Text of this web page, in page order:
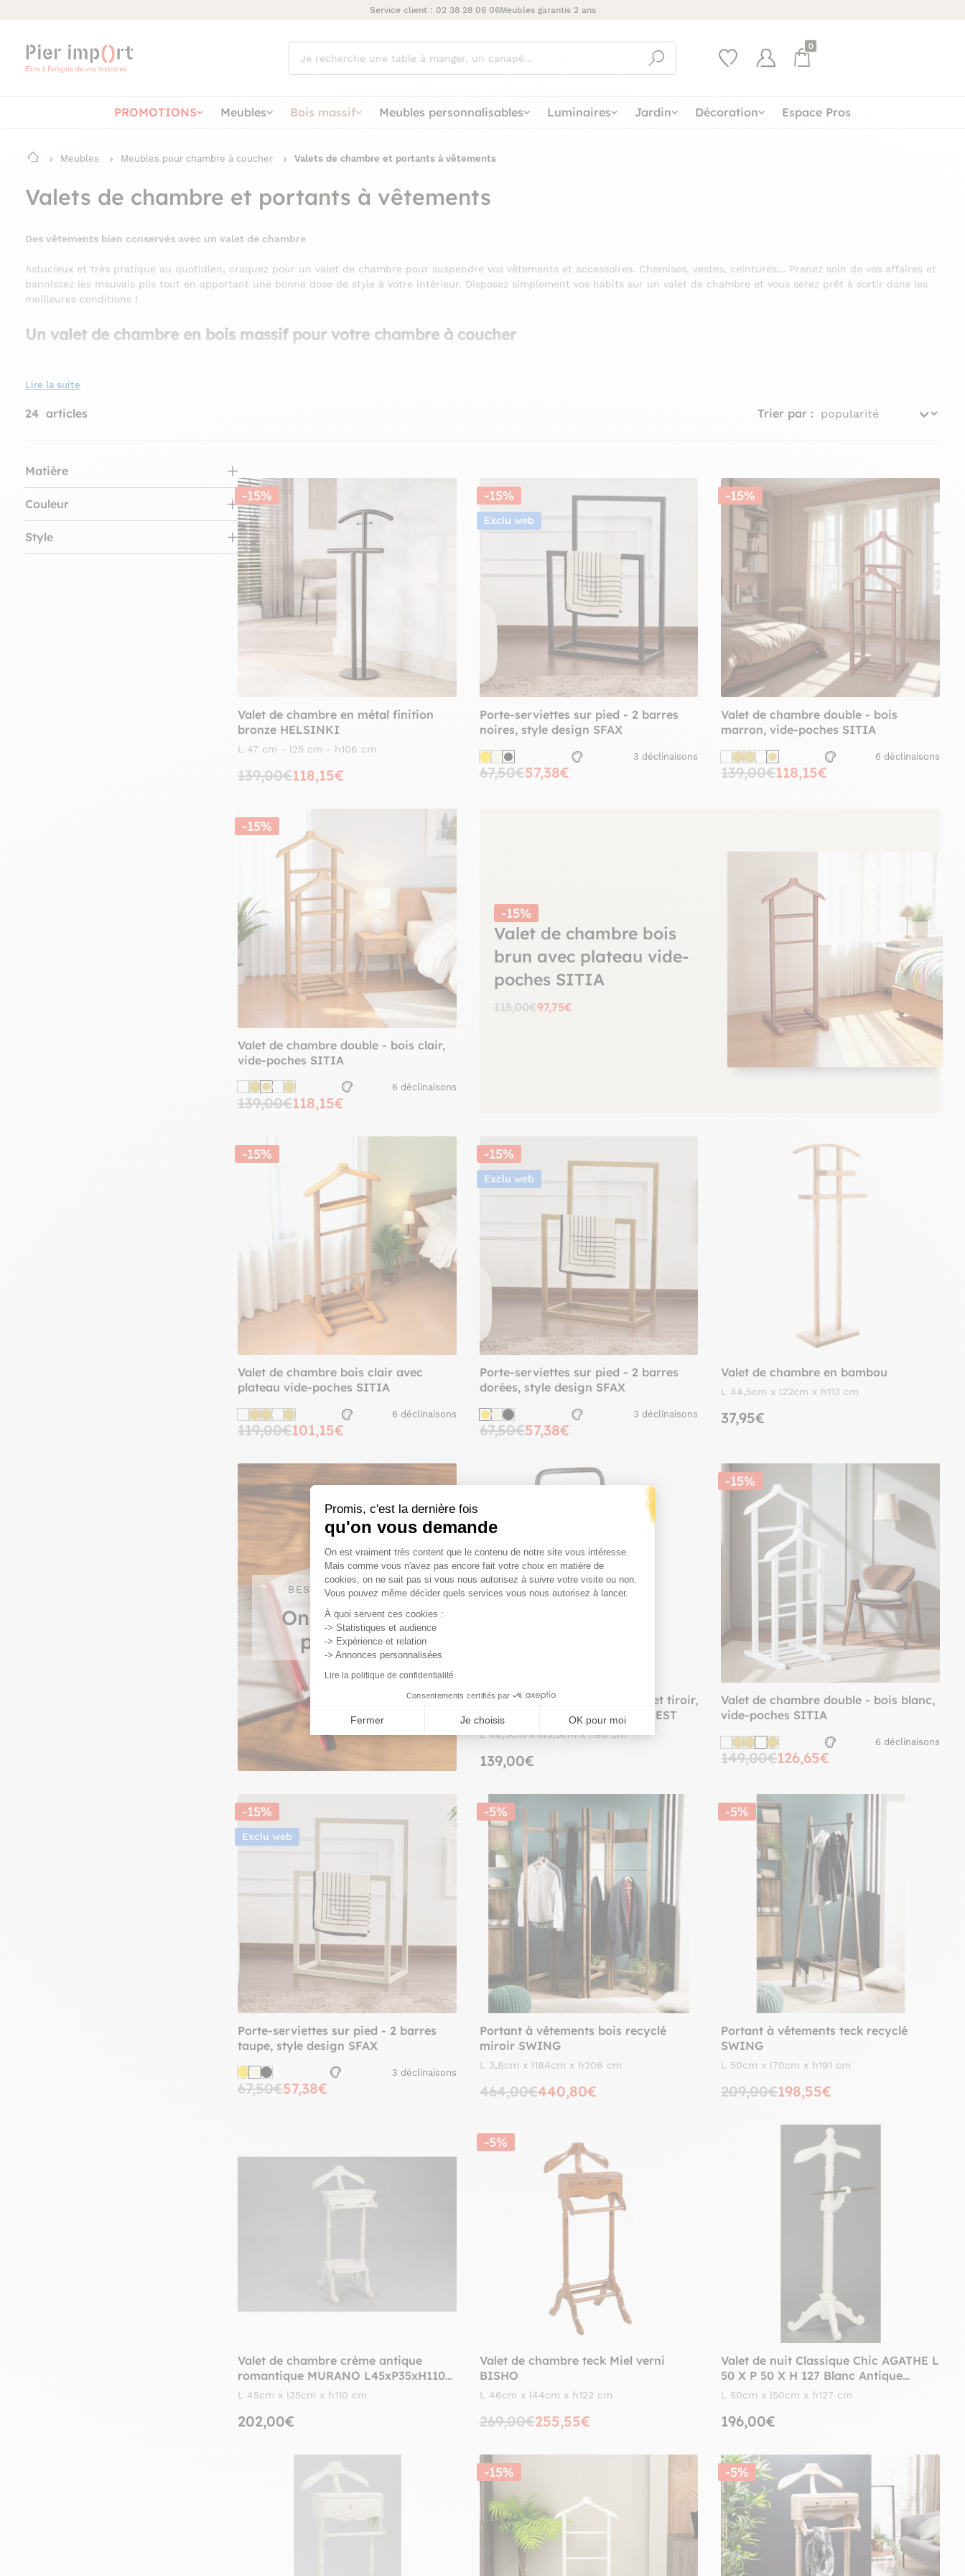
Promis, c'est la dernière fois
qu'on vous demande
Plateforme de Gestion du Consentement : Personnalisez vos Options
On est vraiment très content que le contenu de notre site vous intéresse.
Mais comme vous n'avez pas encore fait votre choix en matière de
cookies, on ne sait pas si vous nous autorisez à suivre votre visite ou non.
Vous pouvez même décider quels services vous nous autorisez à lancer.
À quoi servent ces cookies :
-> Statistiques et audience
-> Expérience et relation
-> Annonces personnalisées
Lire la politique de confidentialité
Consentements certifiés par
Fermer Je choisis OK pour moi
Service client : 02 38 28 06 06Meubles garantis 2 ans
cherchez
vous ?
0
PROMOTIONS Meubles Bois massif Meubles personnalisables Luminaires Jardin Décoration Espace Pros
Meubles Meubles pour chambre à coucher Valets de chambre et portants à vêtements
Valets de chambre et portants à vêtements
Des vêtements bien conservés avec un valet de chambre
Astucieux et très pratique au quotidien, craquez pour un valet de chambre pour suspendre vos vêtements et accessoires. Chemises, vestes, ceintures… Prenez soin de vos affaires et
bannissez les mauvais plis tout en apportant une bonne dose de style à votre intérieur. Disposez simplement vos habits sur un valet de chambre et vous serez prêt à sortir dans les
meilleures conditions !
Un valet de chambre en bois massif pour votre chambre à coucher
faciliteront certainement la vie. La bonne astuce pour ne pas avoir vos vêtements froissés ? Opter pour un
Lire la suite
24 articles Trier par :
Matière
Bois (20)
Couleur
Beige (1)
Style
-15%
Valet de chambre en métal finition
bronze HELSINKI
L 47 cm - l25 cm - h106 cm
139,00€118,15€
-15%
Exclu web
Porte-serviettes sur pied - 2 barres
noires, style design SFAX
3 déclinaisons
67,50€57,38€
-15%
Valet de chambre double - bois
marron, vide-poches SITIA
6 déclinaisons
139,00€118,15€
-15%
Valet de chambre double - bois clair,
vide-poches SITIA
6 déclinaisons
139,00€118,15€
-15%
Valet de chambre bois
brun avec plateau vide-
poches SITIA
115,00€97,75€
-15%
Valet de chambre bois clair avec
plateau vide-poches SITIA
6 déclinaisons
119,00€101,15€
-15%
Exclu web
Porte-serviettes sur pied - 2 barres
dorées, style design SFAX
3 déclinaisons
67,50€57,38€
Valet de chambre en bambou
L 44,5cm x l22cm x h113 cm
37,95€
BESOIN DE TEMPS ?
On garde vos
produits !
Valet de chambre avec chaise et tiroir,
métal marron et bois clair FOREST
L 40,5cm x l43,5cm x h93 cm
139,00€
-15%
Valet de chambre double - bois blanc,
vide-poches SITIA
6 déclinaisons
149,00€126,65€
-15%
Exclu web
Porte-serviettes sur pied - 2 barres
taupe, style design SFAX
3 déclinaisons
67,50€57,38€
-5%
Portant à vêtements bois recyclé
miroir SWING
L 3,8cm x l184cm x h206 cm
464,00€440,80€
-5%
Portant à vêtements teck recyclé
SWING
L 50cm x l70cm x h191 cm
209,00€198,55€
Valet de chambre crème antique
romantique MURANO L45xP35xH110
AMADEUS
L 45cm x l35cm x h110 cm
202,00€
-5%
Valet de chambre teck Miel verni
BISHO
L 46cm x l44cm x h122 cm
269,00€255,55€
Valet de nuit Classique Chic AGATHE L
50 X P 50 X H 127 Blanc Antique
AMADEUS
L 50cm x l50cm x h127 cm
196,00€
-15% -5%